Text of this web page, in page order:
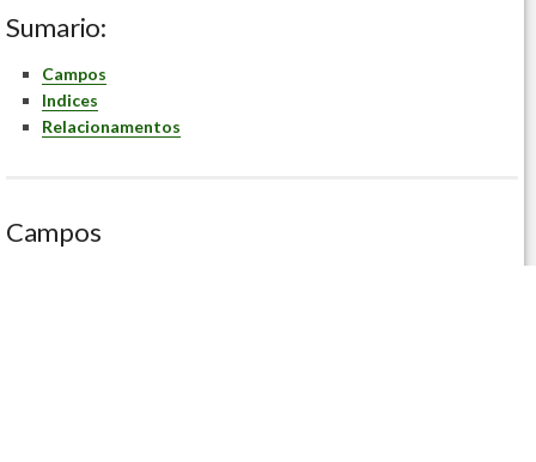
Sumario:
Campos
Indices
Relacionamentos
Campos